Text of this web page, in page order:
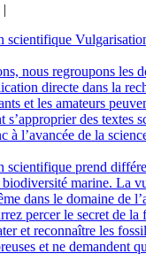
|
scientifique
nous regroupons les
directe dans la
et les amateurs
des textes
à l’avancée de la
scientifique prend
marine. La
dans le domaine de
percer le secret de
et reconnaître les
et ne demandent